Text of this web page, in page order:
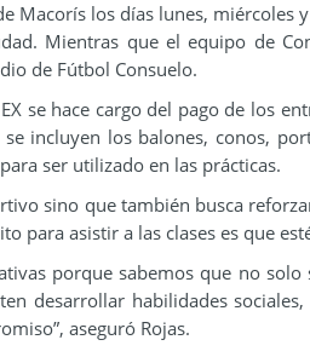
Macorís los días lunes, miércoles
Mientras que el equipo de
de Fútbol Consuelo.
se hace cargo del pago de los
incluyen los balones, conos,
ser utilizado en las prácticas.
sino que también busca
para asistir a las clases es que
porque sabemos que no
desarrollar habilidades
aseguró Rojas.